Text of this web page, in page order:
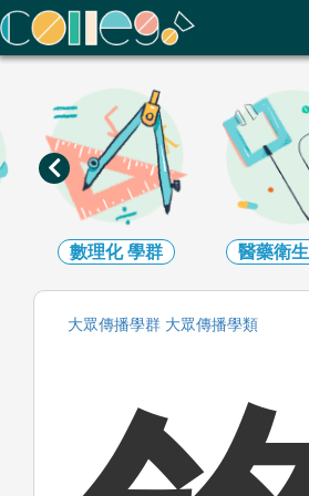
ColleGo! 大學選才與高中育才輔助系統
數理化學群 醫藥衛生
大眾傳播學群 大眾傳播學類